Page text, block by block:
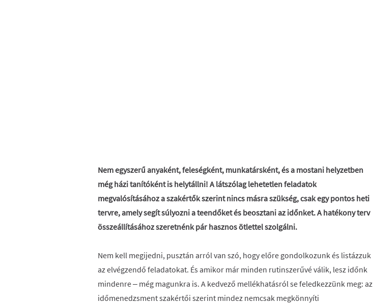
Nem egyszerű anyaként, feleségként, munkatársként, és a mostani helyzetben
még házi tanítóként is helytállni! A látszólag lehetetlen feladatok
megvalósításához a szakértők szerint nincs másra szükség, csak egy pontos heti
tervre, amely segít súlyozni a teendőket és beosztani az időnket. A hatékony terv
összeállításához szeretnénk pár hasznos ötlettel szolgálni.
Nem kell megijedni, pusztán arról van szó, hogy előre gondolkozunk és listázzuk
az elvégzendő feladatokat. És amikor már minden rutinszerűvé válik, lesz időnk
mindenre – még magunkra is. A kedvező mellékhatásról se feledkezzünk meg: az
időmenedzsment szakértői szerint mindez nemcsak megkönnyíti